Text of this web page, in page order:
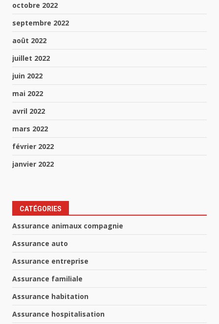
octobre 2022
septembre 2022
août 2022
juillet 2022
juin 2022
mai 2022
avril 2022
mars 2022
février 2022
janvier 2022
CATÉGORIES
Assurance animaux compagnie
Assurance auto
Assurance entreprise
Assurance familiale
Assurance habitation
Assurance hospitalisation